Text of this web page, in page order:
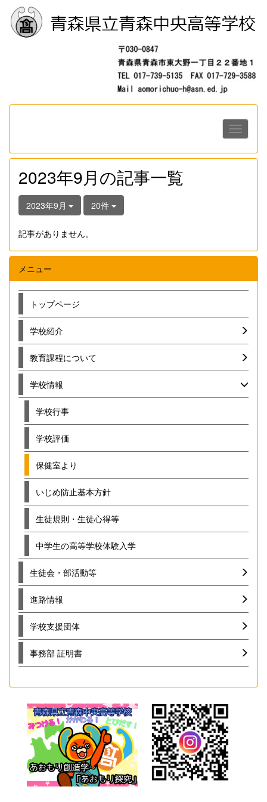
2023年9月の記事一覧
2023年9月 20件
記事がありません。
メニュー
トップページ
学校紹介
教育課程について
学校情報
学校行事
学校評価
保健室より
いじめ防止基本方針
生徒規則・生徒心得等
中学生の高等学校体験入学
生徒会・部活動等
進路情報
学校支援団体
事務部 証明書